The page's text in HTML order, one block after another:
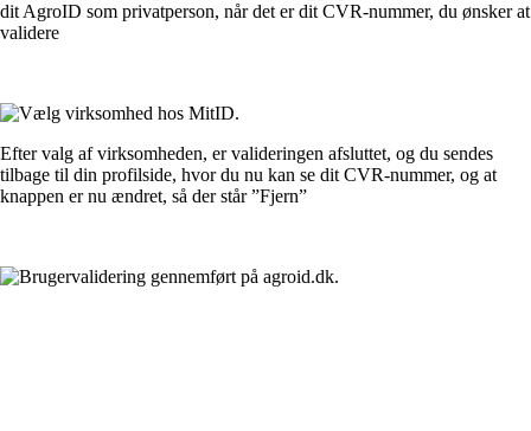
dit AgroID som privatperson, når det er dit CVR-nummer, du ønsker at
validere
Efter valg af virksomheden, er valideringen afsluttet, og du sendes
tilbage til din profilside, hvor du nu kan se dit CVR-nummer, og at
knappen er nu ændret, så der står ”Fjern”